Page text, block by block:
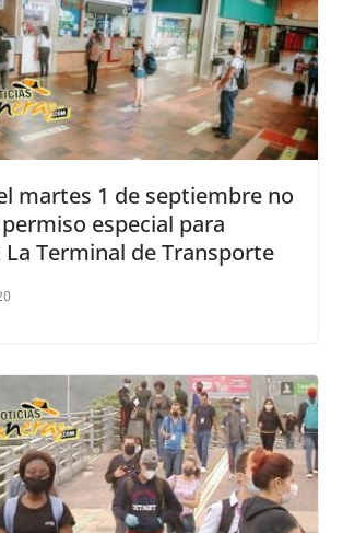
martes 1 de septiembre no
especial para
La Terminal de Transporte